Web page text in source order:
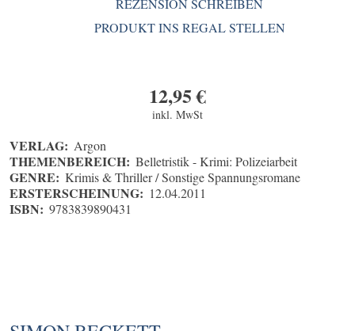
REZENSION SCHREIBEN
PRODUKT INS REGAL STELLEN
12,95 €
inkl. MwSt
VERLAG: Argon
THEMENBEREICH: Belletristik - Krimi: Polizeiarbeit
GENRE: Krimis & Thriller / Sonstige Spannungsromane
ERSTERSCHEINUNG: 12.04.2011
ISBN: 9783839890431